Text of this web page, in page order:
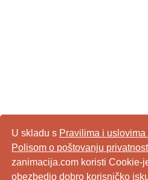
U skladu s Pravilima i
Polisom o poštovanju
zanimacija.com koristi Cookie-
obezbedio dobro korisničko